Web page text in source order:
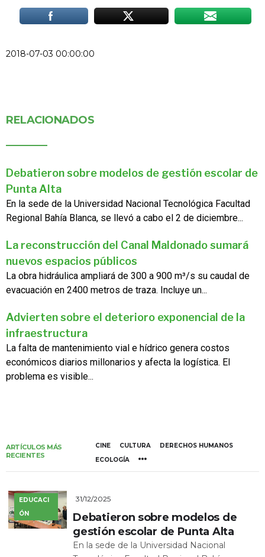
2018-07-03 00:00:00
RELACIONADOS
Debatieron sobre modelos de gestión escolar de
Punta Alta
En la sede de la Universidad Nacional Tecnológica Facultad
Regional Bahía Blanca, se llevó a cabo el 2 de diciembre...
La reconstrucción del Canal Maldonado sumará
nuevos espacios públicos
La obra hidráulica ampliará de 300 a 900 m³/s su caudal de
evacuación en 2400 metros de traza. Incluye un...
Advierten sobre el deterioro exponencial de la
infraestructura
La falta de mantenimiento vial e hídrico genera costos
económicos diarios millonarios y afecta la logística. El
problema es visible...
ARTÍCULOS MÁS
RECIENTES
CINE CULTURA
DERECHOS HUMANOS
ECOLOGÍA
EDUCACI
ÓN
31/12/2025
Debatieron sobre modelos de
gestión escolar de Punta Alta
En la sede de la Universidad Nacional